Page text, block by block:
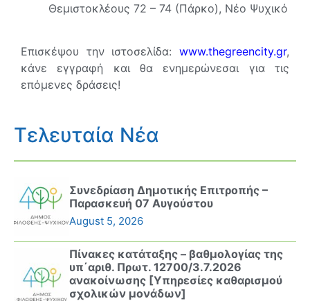
Θεμιστοκλέους 72 – 74 (Πάρκο), Νέο Ψυχικό
Επισκέψου την ιστοσελίδα: www.thegreencity.gr,
κάνε εγγραφή και θα ενημερώνεσαι για τις
επόμενες δράσεις!
Τελευταία Νέα
Συνεδρίαση Δημοτικής Επιτροπής –
Παρασκευή 07 Αυγούστου
August 5, 2026
Πίνακες κατάταξης – βαθμολογίας της
υπ΄αριθ. Πρωτ. 12700/3.7.2026
ανακοίνωσης [Υπηρεσίες καθαρισμού
σχολικών μονάδων]